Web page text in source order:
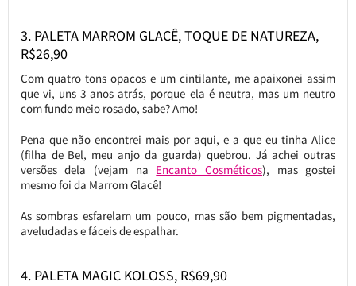
3. PALETA MARROM GLACÊ, TOQUE DE NATUREZA,
R$26,90
Com quatro tons opacos e um cintilante, me apaixonei assim
que vi, uns 3 anos atrás, porque ela é neutra, mas um neutro
com fundo meio rosado, sabe? Amo!
Pena que não encontrei mais por aqui, e a que eu tinha Alice
(filha de Bel, meu anjo da guarda) quebrou. Já achei outras
versões dela (vejam na Encanto Cosméticos), mas gostei
mesmo foi da Marrom Glacê!
As sombras esfarelam um pouco, mas são bem pigmentadas,
aveludadas e fáceis de espalhar.
4. PALETA MAGIC KOLOSS, R$69,90